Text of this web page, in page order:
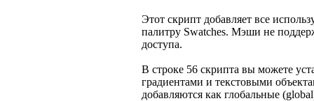
Этот скрипт добавляет все
палитру Swatches. Мэши не
доступа.
В строке 56 скрипта вы можете
градиентами и текстовыми
добавляются как глобальные